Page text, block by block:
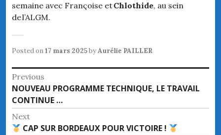
semaine avec Françoise etChlothide, au sein
de l’ALGM.
Posted on17 mars 2025byAurélie PAILLER
Navigation
de
l’article
Previous
Previous
post:
NOUVEAU PROGRAMME TECHNIQUE, LE TRAVAIL
CONTINUE …
Next
NextCAP SUR BORDEAUX POUR VICTOIRE !